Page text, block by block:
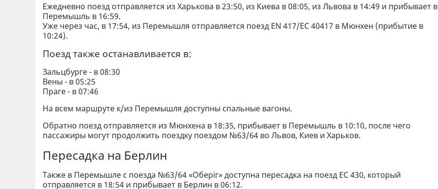
Ежедневно поезд отправляется из Харькова в 23:50, из Киева в 08:05, из Львова в 14:49 и прибывает в
Перемышль в 16:59.
Уже через час, в 17:54, из Перемышля отправляется поезд EN 417/EC 40417 в Мюнхен (прибытие в
10:24).
Поезд также останавливается в:
Зальцбурге - в 08:30
Вены - в 05:25
Праге - в 07:46
На всем маршруте к/из Перемышля доступны спальные вагоны.
Обратно поезд отправляется из Мюнхена в 18:35, прибывает в Перемышль в 10:10, после чего
пассажиры могут продолжить поездку поездом №63/64 во Львов, Киев и Харьков.
Пересадка на Берлин
Также в Перемышле с поезда №63/64 «Оберіг» доступна пересадка на поезд EC 430, который
отправляется в 18:54 и прибывает в Берлин в 06:12.